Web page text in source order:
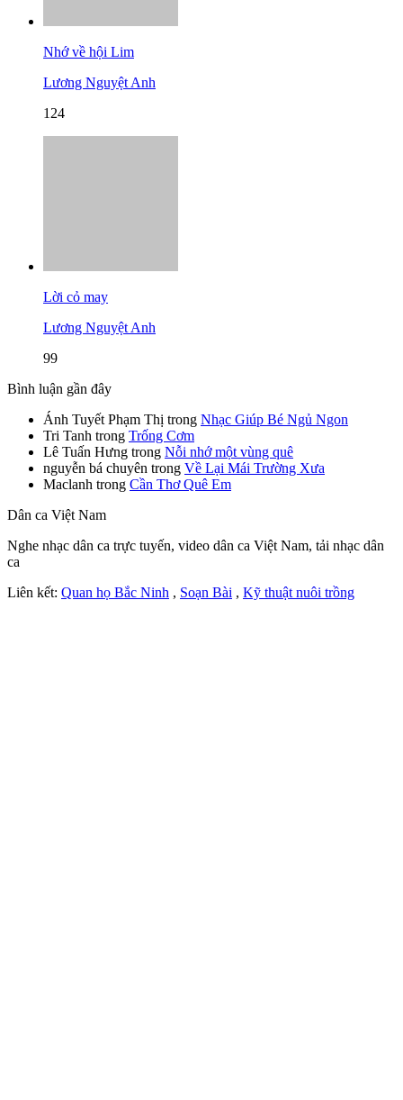
Nhớ về hội Lim
Lương Nguyệt Anh
124
Lời cỏ may
Lương Nguyệt Anh
99
Bình luận gần đây
Ánh Tuyết Phạm Thị trong Nhạc Giúp Bé Ngủ Ngon
Tri Tanh trong Trống Cơm
Lê Tuấn Hưng trong Nỗi nhớ một vùng quê
nguyễn bá chuyên trong Về Lại Mái Trường Xưa
Maclanh trong Cần Thơ Quê Em
Dân ca Việt Nam
Nghe nhạc dân ca trực tuyến, video dân ca Việt Nam, tải nhạc dân
ca
Liên kết: Quan họ Bắc Ninh , Soạn Bài , Kỹ thuật nuôi trồng